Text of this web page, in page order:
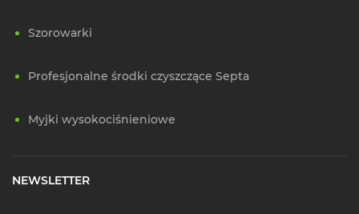
Szorowarki
Profesjonalne środki czyszczące Septa
Myjki wysokociśnieniowe
NEWSLETTER